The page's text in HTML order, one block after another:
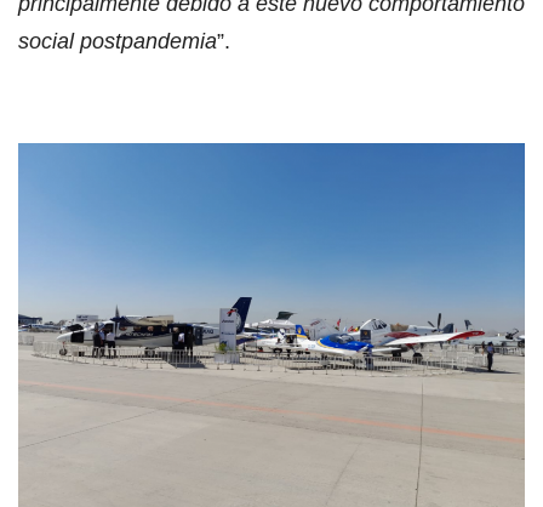
social postpandemia”.